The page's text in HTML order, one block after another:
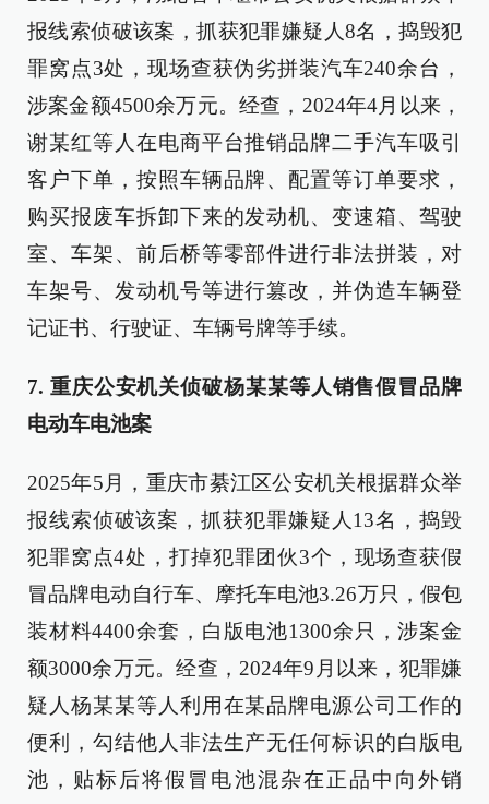
报线索侦破该案，抓获犯罪嫌疑人8名，捣毁犯
罪窝点3处，现场查获伪劣拼装汽车240余台，
涉案金额4500余万元。经查，2024年4月以来，
谢某红等人在电商平台推销品牌二手汽车吸引
客户下单，按照车辆品牌、配置等订单要求，
购买报废车拆卸下来的发动机、变速箱、驾驶
室、车架、前后桥等零部件进行非法拼装，对
车架号、发动机号等进行篡改，并伪造车辆登
记证书、行驶证、车辆号牌等手续。
7. 重庆公安机关侦破杨某某等人销售假冒品牌
电动车电池案
2025年5月，重庆市綦江区公安机关根据群众举
报线索侦破该案，抓获犯罪嫌疑人13名，捣毁
犯罪窝点4处，打掉犯罪团伙3个，现场查获假
冒品牌电动自行车、摩托车电池3.26万只，假包
装材料4400余套，白版电池1300余只，涉案金
额3000余万元。经查，2024年9月以来，犯罪嫌
疑人杨某某等人利用在某品牌电源公司工作的
便利，勾结他人非法生产无任何标识的白版电
池，贴标后将假冒电池混杂在正品中向外销